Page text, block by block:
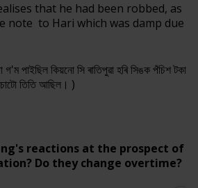
that he had been robbed, as
note to Hari which was damp due
পাইছিল কিয়নো সি ৰাতিপুৱা হৰি সিঙক পঁচিশ টকা
তিতি আছিল। )
reactions at the prospect of
Do they change overtime?